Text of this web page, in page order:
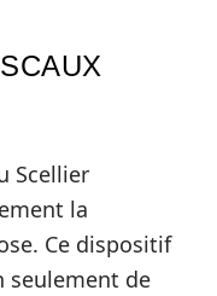
Scellier
la
Ce dispositif
seulement de